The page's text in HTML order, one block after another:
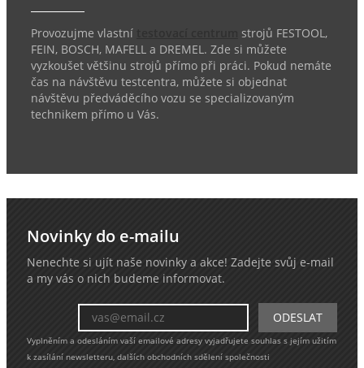
Provozujme vlastní
strojů FESTOOL,
FEIN, BOSCH, MAFELL a DREMEL. Zde si můžete
vyzkoušet většinu strojů přímo při práci. Pokud nemáte
čas na návštěvu testcentra, můžete si objednat
návštěvu předváděcího vozu se specializovaným
technikem přímo u Vás.
Novinky do e-mailu
Nenechte si ujít naše novinky a akce! Zadejte svůj e-mail
a my vás o nich budeme informovat.
Vyplněním a odesláním vaší emailové adresy vyjadřujete souhlas s jejím užitím
k zasílání newsletteru, dalších obchodních sdělení společnosti